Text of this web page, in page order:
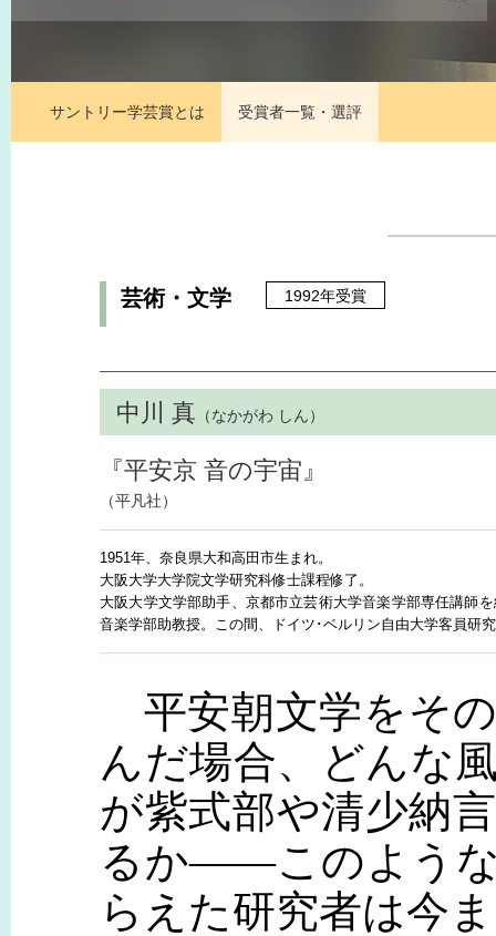
サントリー学芸賞とは 受賞者一覧・選評
芸術・文学 1992年受賞
中川 真 （なかがわ しん）
『平安京 音の宇宙』
（平凡社）
1951年、奈良県大和高田市生まれ。
大阪大学大学院文学研究科修士課程修了。
大阪大学文学部助手、京都市立芸術大学音楽学部専任講師
音楽学部助教授。この間、ドイツ･ベルリン自由大学客員研
平安朝文学をそ
んだ場合、どんな
が紫式部や清少納
るか――このような
らえた研究者は今